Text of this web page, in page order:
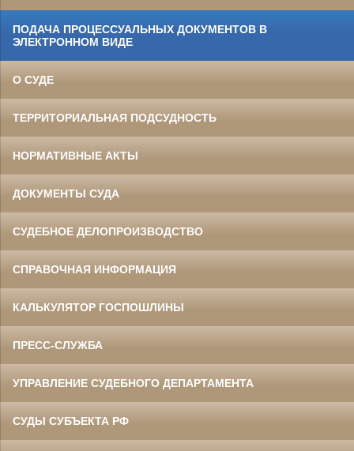
ПОДАЧА ПРОЦЕССУАЛЬНЫХ ДОКУМЕНТОВ В
ЭЛЕКТРОННОМ ВИДЕ
О СУДЕ
ТЕРРИТОРИАЛЬНАЯ ПОДСУДНОСТЬ
НОРМАТИВНЫЕ АКТЫ
ДОКУМЕНТЫ СУДА
СУДЕБНОЕ ДЕЛОПРОИЗВОДСТВО
СПРАВОЧНАЯ ИНФОРМАЦИЯ
КАЛЬКУЛЯТОР ГОСПОШЛИНЫ
ПРЕСС-СЛУЖБА
УПРАВЛЕНИЕ СУДЕБНОГО ДЕПАРТАМЕНТА
СУДЫ СУБЪЕКТА РФ